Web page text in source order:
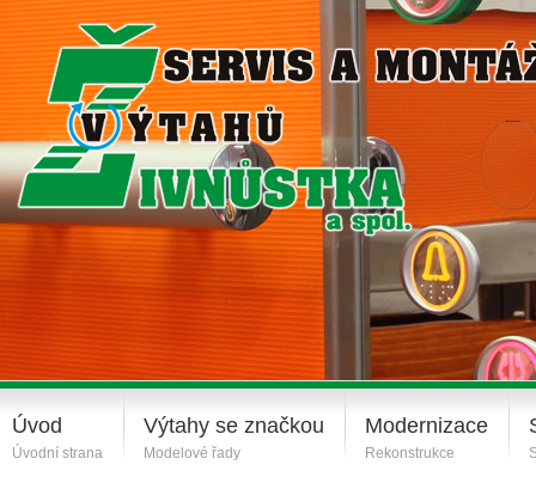
Úvod
Úvodní strana
Výtahy se značkou
Modelové řady
Modernizace
Rekonstrukce